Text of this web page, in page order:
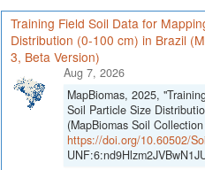
Training Field Soil Data for
Distribution (0-100 cm) in Brazil
3, Beta Version)
Aug 7, 2026
MapBiomas, 2025,
Soil Particle Size
(MapBiomas Soil
https://doi.org/10.60502/